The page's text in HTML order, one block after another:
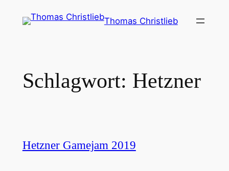
Inhalt
Thomas Christlieb
Schlagwort: Hetzner
Hetzner Gamejam 2019